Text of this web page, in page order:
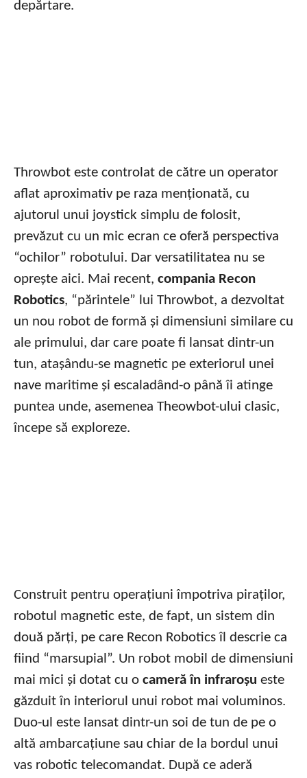
depărtare.
Throwbot este controlat de către un operator
aflat aproximativ pe raza menționată, cu
ajutorul unui joystick simplu de folosit,
prevăzut cu un mic ecran ce oferă perspectiva
“ochilor” robotului. Dar versatilitatea nu se
oprește aici. Mai recent, compania Recon
Robotics, “părintele” lui Throwbot, a dezvoltat
un nou robot de formă și dimensiuni similare cu
ale primului, dar care poate fi lansat dintr-un
tun, atașându-se magnetic pe exteriorul unei
nave maritime și escaladând-o până îi atinge
puntea unde, asemenea Theowbot-ului clasic,
începe să exploreze.
Construit pentru operațiuni împotriva piraților,
robotul magnetic este, de fapt, un sistem din
două părți, pe care Recon Robotics îl descrie ca
fiind “marsupial”. Un robot mobil de dimensiuni
mai mici și dotat cu o cameră în infraroșu este
găzduit în interiorul unui robot mai voluminos.
Duo-ul este lansat dintr-un soi de tun de pe o
altă ambarcațiune sau chiar de la bordul unui
vas robotic telecomandat. După ce aderă